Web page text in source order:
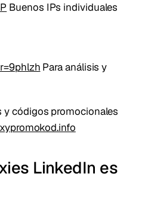
Buenos IPs individuales
Para análisis y
códigos promocionales
LinkedIn es